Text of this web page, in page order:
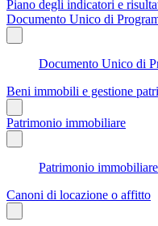
Piano degli indicatori e
Documento Unico di
Documento Unico di
Beni immobili e gestione
Patrimonio immobiliare
Patrimonio immobiliare
Canoni di locazione o affitto